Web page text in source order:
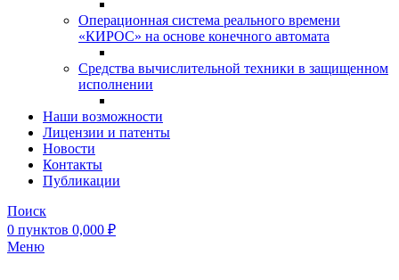
Операционная система реального времени
«КИРОС» на основе конечного автомата
Средства вычислительной техники в защищенном
исполнении
Наши возможности
Лицензии и патенты
Новости
Контакты
Публикации
Поиск
0 пунктов 0,000 ₽
Меню